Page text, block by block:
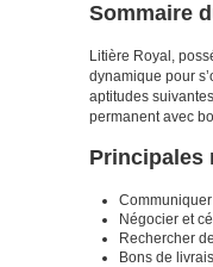
Sommaire
Litière Royal,
dynamique pour
aptitudes
permanent avec
Principales
Négocier et
Rechercher
Bons de